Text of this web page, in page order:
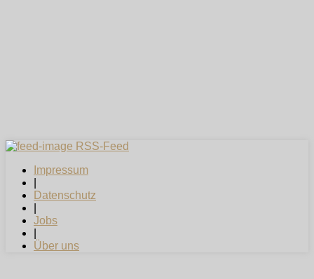
RSS-Feed
Impressum
Datenschutz
Jobs
Über uns